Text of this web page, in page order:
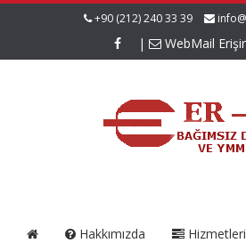
+90 (212) 240 33 39
| WebMail
Hakkımızda